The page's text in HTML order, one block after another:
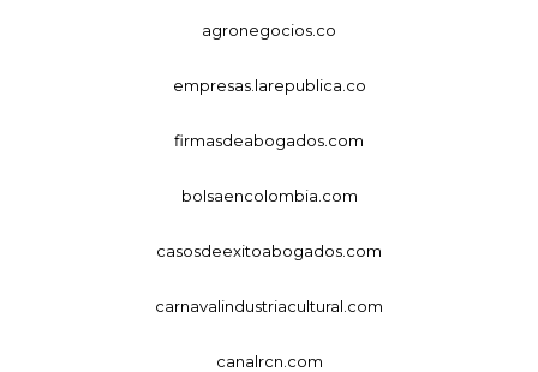
agronegocios.co
empresas.larepublica.co
firmasdeabogados.com
bolsaencolombia.com
casosdeexitoabogados.com
carnavalindustriacultural.com
canalrcn.com